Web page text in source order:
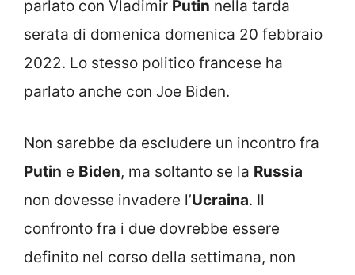
parlato con Vladimir Putin nella tarda
serata di domenica domenica 20 febbraio
2022. Lo stesso politico francese ha
parlato anche con Joe Biden.
Non sarebbe da escludere un incontro fra
Putin e Biden, ma soltanto se la Russia
non dovesse invadere l’Ucraina. Il
confronto fra i due dovrebbe essere
definito nel corso della settimana, non